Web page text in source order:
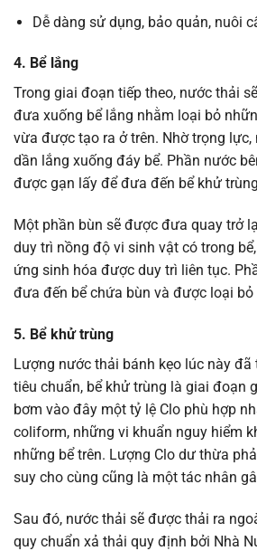
Dễ dàng sử dụng, bảo quản, nuôi
4. Bể lắng
Trong giai đoạn tiếp theo, nước thải
đưa xuống bể lắng nhằm loại bỏ
vừa được tạo ra ở trên. Nhờ trọng
dần lắng xuống đáy bể. Phần nước
được gạn lấy để đưa đến bể khử
Một phần bùn sẽ được đưa quay trở
duy trì nồng độ vi sinh vật có trong
ứng sinh hóa được duy trì liên tục.
đưa đến bể chứa bùn và được loại bỏ
5. Bể khử trùng
Lượng nước thải bánh kẹo lúc này
tiêu chuẩn, bể khử trùng là giai đoạn
bơm vào đây một tỷ lệ Clo phù hợp
coliform, những vi khuẩn nguy hiểm
những bể trên. Lượng Clo dư thừa
suy cho cùng cũng là một tác nhân
Sau đó, nước thải sẽ được thải ra
quy chuẩn xả thải quy định bởi Nhà